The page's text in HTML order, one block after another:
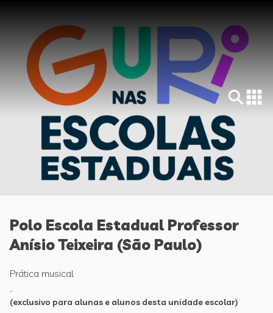
Polo Escola Estadual Professor
Anísio Teixeira (São Paulo)
Prática musical
-
(exclusivo para alunas e alunos desta unidade escolar)